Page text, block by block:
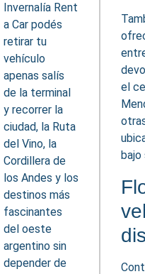
Invernalía Rent
a Car podés
retirar tu
vehículo
apenas salís
de la terminal
y recorrer la
ciudad, la Ruta
del Vino, la
Cordillera de
los Andes y los
destinos más
fascinantes
del oeste
argentino sin
depender de
el
bajo